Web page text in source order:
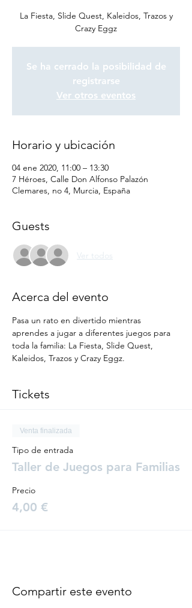
La Fiesta, Slide Quest, Kaleidos, Trazos y
Crazy Eggz
Se ha cerrado la posibilidad de
registrarse
Ver otros eventos
Horario y ubicación
04 ene 2020, 11:00 – 13:30
7 Héroes, Calle Don Alfonso Palazón
Clemares, no 4, Murcia, España
Guests
Ver todos
Acerca del evento
Pasa un rato en divertido mientras
aprendes a jugar a diferentes juegos para
toda la familia: La Fiesta, Slide Quest,
Kaleidos, Trazos y Crazy Eggz.
Tickets
Venta finalizada
Tipo de entrada
Taller de Juegos para Familias
Precio
4,00 €
Compartir este evento